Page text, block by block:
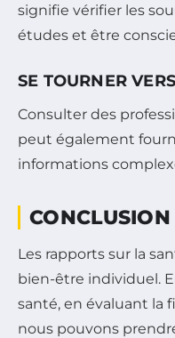
signifie vérifier les
études et être
SE TOURNER
Consulter des
peut également
informations
CONCLUSION
Les rapports sur la
bien-être individuel.
santé, en évaluant la
nous pouvons